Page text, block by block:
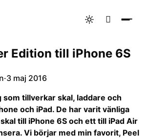

Edition till iPhone 6S
·3 maj 2016
som tillverkar skal, laddare och
och iPad. De har varit vänliga
till iPhone 6S och ett till iPad Air
Vi börjar med min favorit, Peel